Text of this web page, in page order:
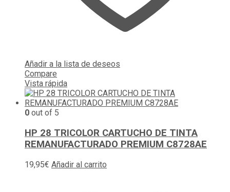
Añadir a la lista de deseos
Compare
Vista rápida
0 out of 5
HP 28 TRICOLOR CARTUCHO DE TINTA
REMANUFACTURADO PREMIUM C8728AE
19,95€ Añadir al carrito